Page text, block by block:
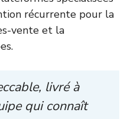
récurrente pour la
vente et la
livré à
qui connaît